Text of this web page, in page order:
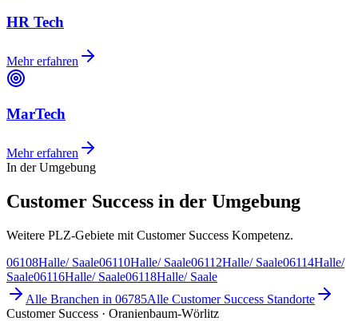
HR Tech
Mehr erfahren
MarTech
Mehr erfahren
In der Umgebung
Customer Success in der Umgebung
Weitere PLZ-Gebiete mit Customer Success Kompetenz.
06108Halle/ Saale06110Halle/ Saale06112Halle/ Saale06114Halle/
Saale06116Halle/ Saale06118Halle/ Saale
Alle Branchen in 06785Alle Customer Success Standorte
Customer Success · Oranienbaum-Wörlitz